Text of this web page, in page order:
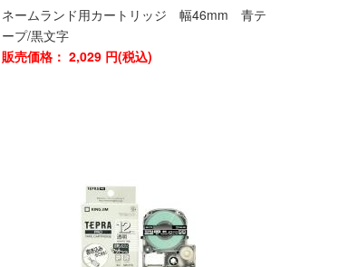
ネームランド用カートリッジ 幅46mm 青テ
ープ/黒文字
販売価格： 2,029 円(税込)